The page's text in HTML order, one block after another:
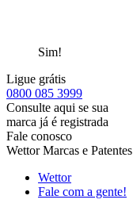
Sim!
Ligue grátis
0800 085 3999
Consulte aqui se sua
marca já é registrada
Fale conosco
Wettor Marcas e Patentes
Wettor
Fale com a gente!